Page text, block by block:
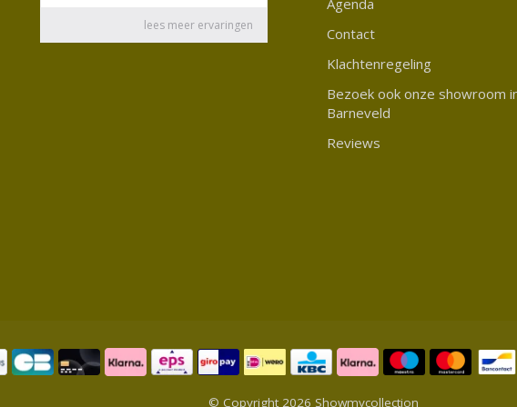
Contact
Klachtenregeling
Bezoek ook onze showroom
Barneveld
Reviews
© Copyright 2026 Showmycollection